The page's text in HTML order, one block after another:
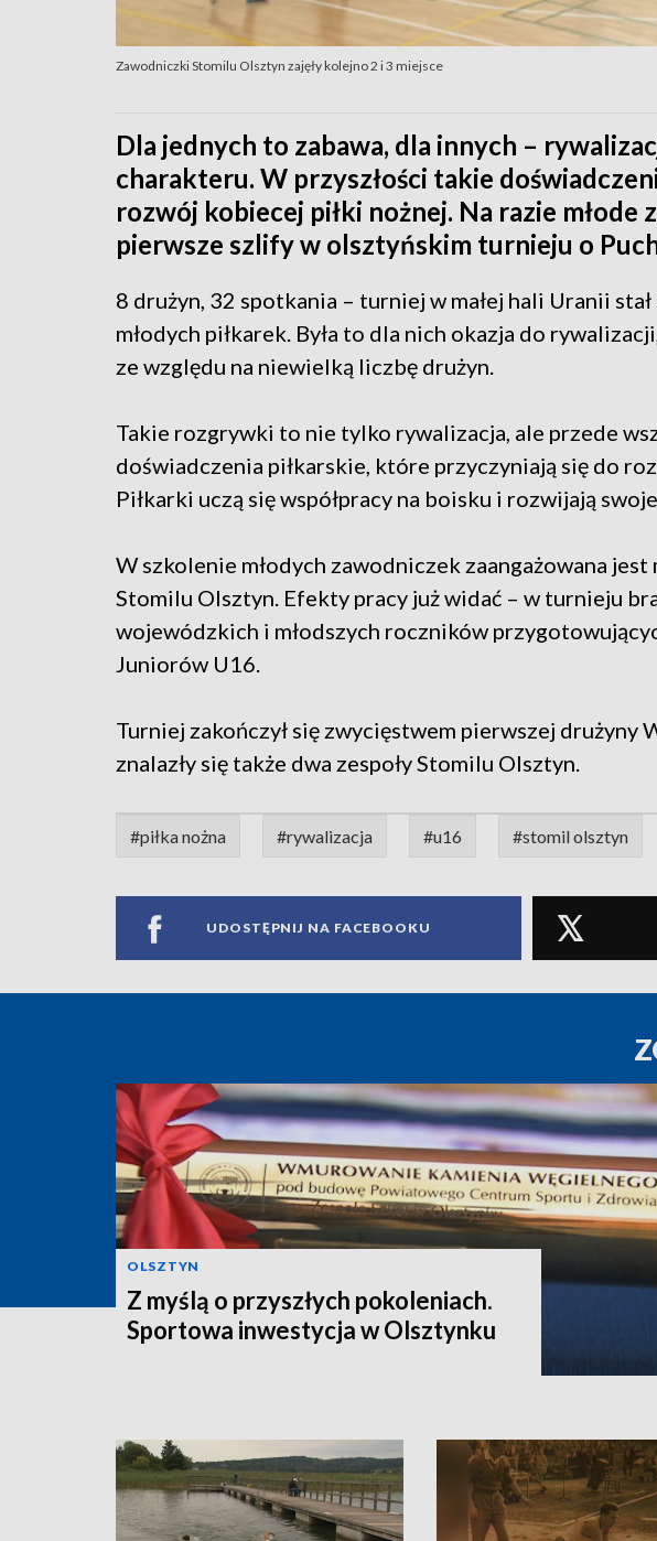
Zawodniczki Stomilu Olsztyn zajęły kolejno 2 i 3 miejsce
Dla jednych to zabawa, dla innych –
charakteru. W przyszłości takie
rozwój kobiecej piłki nożnej. Na razie
pierwsze szlify w olsztyńskim turnieju o
8 drużyn, 32 spotkania – turniej w małej hali Uranii
młodych piłkarek. Była to dla nich okazja do
ze względu na niewielką liczbę drużyn.
Takie rozgrywki to nie tylko rywalizacja, ale przede
doświadczenia piłkarskie, które przyczyniają się do
Piłkarki uczą się współpracy na boisku i rozwijają
W szkolenie młodych zawodniczek zaangażowana jest
Stomilu Olsztyn. Efekty pracy już widać – w turnieju
wojewódzkich i młodszych roczników
Juniorów U16.
Turniej zakończył się zwycięstwem pierwszej drużyny
znalazły się także dwa zespoły Stomilu Olsztyn.
#piłka nożna #rywalizacja #u16 #stomil olsztyn
UDOSTĘPNIJ NA FACEBOOKU
OLSZTYN
Z myślą o przyszłych pokoleniach.
Sportowa inwestycja w Olsztynku